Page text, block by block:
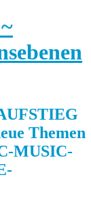
Themen
MUSIC-